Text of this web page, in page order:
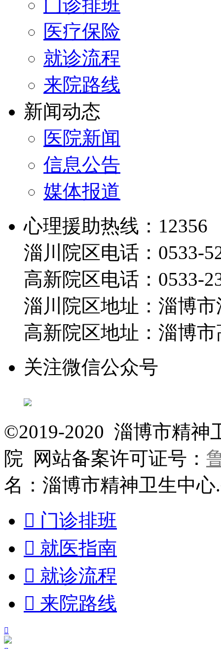
门诊排班
医疗保险
就诊流程
来院路线
新闻动态
医院新闻
信息公告
媒体报道
心理援助热线：12356
淄川院区电话：0533-
高新院区电话：0533-
淄川院区地址：淄博
高新院区地址：淄博
关注微信公众号
©2019-2020 淄博市精神
院 网站备案许可证号：
名：淄博市精神卫生中心
 门诊排班
 就医指南
 就诊流程
 来院路线
